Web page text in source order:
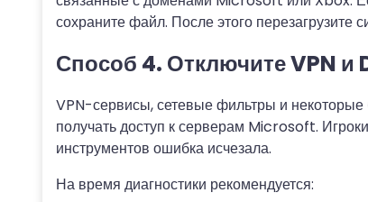
сохраните файл. После этого перезагрузите
Способ 4. Отключите VPN
VPN-сервисы, сетевые фильтры и
получать доступ к серверам Microsoft.
инструментов ошибка исчезала.
На время диагностики рекомендуется: